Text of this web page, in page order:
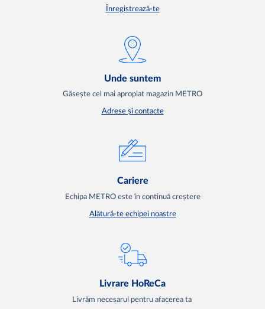
Înregistrează-te
Unde suntem
Găsește cel mai apropiat magazin METRO
Adrese și contacte
Cariere
Echipa METRO este în continuă creștere
Alătură-te echipei noastre
Livrare HoReCa
Livrăm necesarul pentru afacerea ta